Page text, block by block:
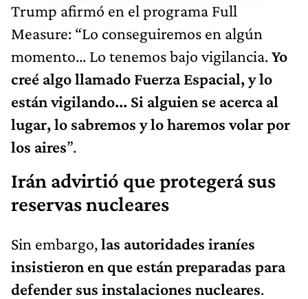
Trump afirmó en el programa Full
Measure: “Lo conseguiremos en algún
momento... Lo tenemos bajo vigilancia.Yo
creé algo llamado Fuerza Espacial, y lo
están vigilando... Si alguien se acerca al
lugar, lo sabremos y lo haremos volar por
los aires”.
Irán advirtió que protegerá sus
reservas nucleares
Sin embargo,las autoridades iraníes
insistieron en que están preparadas para
defender sus instalaciones nucleares.